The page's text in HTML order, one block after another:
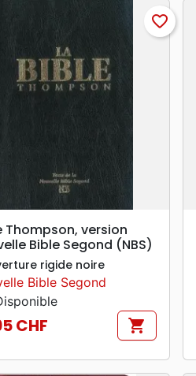
search APERÇU RAPIDE
favorite_border
Thompson, version
Bible Segond (NBS)
rigide noire
Bible Segond
CHF shopping_cart